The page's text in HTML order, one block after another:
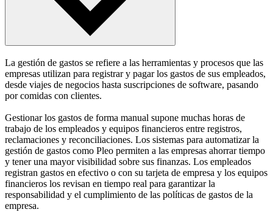
La gestión de gastos se refiere a las herramientas y procesos que las
empresas utilizan para registrar y pagar los gastos de sus empleados,
desde viajes de negocios hasta suscripciones de software, pasando
por comidas con clientes.
Gestionar los gastos de forma manual supone muchas horas de
trabajo de los empleados y equipos financieros entre registros,
reclamaciones y reconciliaciones. Los sistemas para automatizar la
gestión de gastos como Pleo permiten a las empresas ahorrar tiempo
y tener una mayor visibilidad sobre sus finanzas. Los empleados
registran gastos en efectivo o con su tarjeta de empresa y los equipos
financieros los revisan en tiempo real para garantizar la
responsabilidad y el cumplimiento de las políticas de gastos de la
empresa.